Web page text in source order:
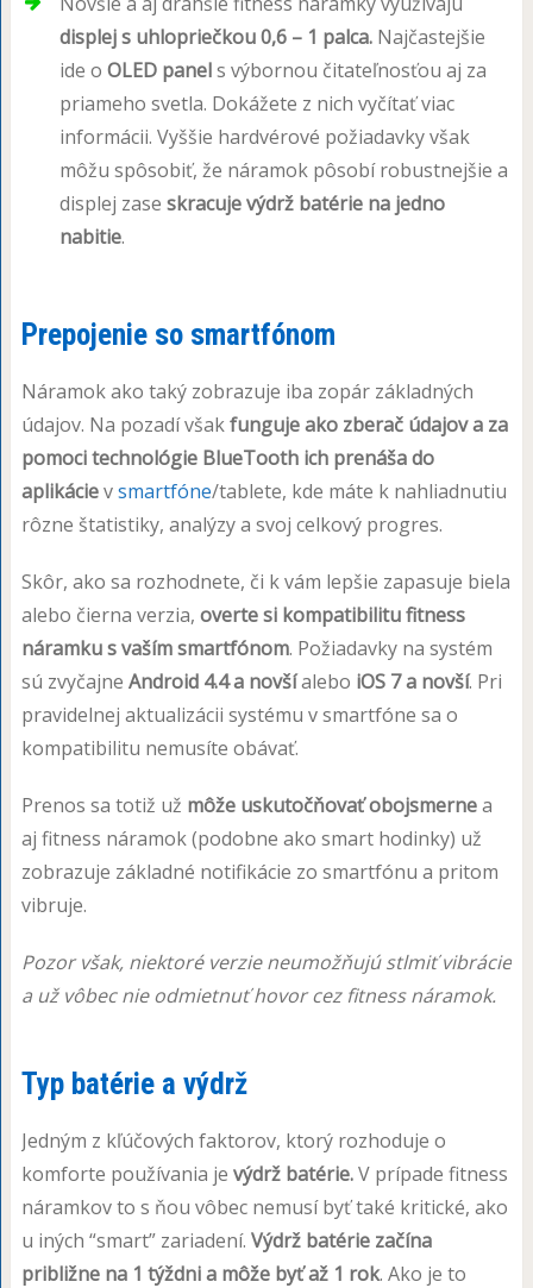
displej s uhlopriečkou 0,6 – 1 palca.Najčastejšie
ide o OLED panels výbornou čitateľnosťou aj za
priameho svetla. Dokážete z nich vyčítať viac
informácii. Vyššie hardvérové požiadavky však
môžu spôsobiť, že náramok pôsobí robustnejšie a
displej zase skracuje výdrž batérie na jedno
nabitie.
Prepojenie so smartfónom
Náramok ako taký zobrazuje iba zopár základných
údajov. Na pozadí všakfunguje ako zberač údajov a za
pomoci technológie BlueTooth ich prenáša do
aplikácievsmartfóne/tablete, kde máte k nahliadnutiu
rôzne štatistiky, analýzy a svoj celkový progres.
Skôr, ako sa rozhodnete, či k vám lepšie zapasuje biela
alebo čierna verzia, overte si kompatibilitu fitness
náramku s vaším smartfónom. Požiadavky na systém
sú zvyčajne Android 4.4 a novšíalebo iOS 7 a novší. Pri
pravidelnej aktualizácii systému v smartfóne sa o
kompatibilitu nemusíte obávať.
Prenos sa totiž už môže uskutočňovať obojsmernea
aj fitness náramok (podobne ako smart hodinky) už
zobrazuje základné notifikácie zo smartfónu a pritom
vibruje.
Pozor však, niektoré verzie neumožňujú stlmiť vibrácie
a už vôbec nie odmietnuť hovor cez fitness náramok.
Typ batérie a výdrž
Jedným z kľúčových faktorov, ktorý rozhoduje o
komforte používania je výdrž batérie.V prípade fitness
náramkov to s ňou vôbec nemusí byť také kritické, ako
u iných “smart” zariadení. Výdrž batérie začína
približne na 1 týždni a môže byť až 1 rok. Ako je to